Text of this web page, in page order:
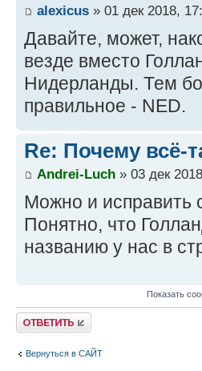
alexicus » 01 дек 2018,
Давайте, может,
везде вместо
Нидерланды. Тем
правильное - NED.
Re: Почему всё-
Andrei-Luch » 03 дек
Можно и исправить
Понятно, что
названию у нас в
Показать
Ответить
Вернуться в САЙТ